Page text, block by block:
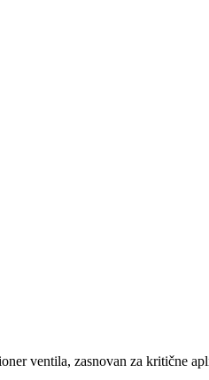
ventila, zasnovan za kritične